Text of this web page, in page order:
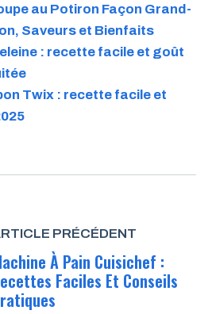
au Potiron Façon Grand-
Saveurs et Bienfaits
: recette facile et goût
Twix : recette facile et
PRÉCÉDENT
À Pain Cuisichef :
Faciles Et Conseils